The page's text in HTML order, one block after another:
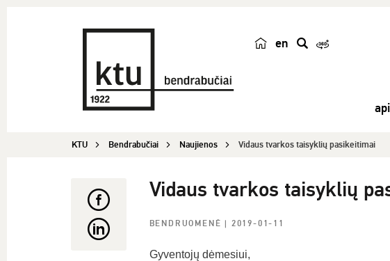
en
k
KTU Bendrabučiai Naujienos Vidaus tvarkos taisyklių pasikeitimai
Vidaus tvarkos taisyklių
BENDRUOMENĖ | 2019-01-11
Gyventojų dėmesiui,